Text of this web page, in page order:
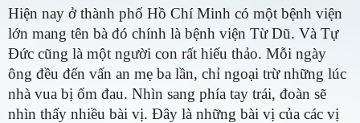
Hiện nay ở thành phố Hồ Chí Minh có một bệnh viện
lớn mang tên bà đó chính là bệnh viện Từ Dũ. Và Tự
Đức cũng là một người con rất hiếu thảo. Mỗi ngày
ông đều đến vấn an mẹ ba lần, chỉ ngoại trừ những lúc
nhà vua bị ốm đau. Nhìn sang phía tay trái, đoàn sẽ
nhìn thấy nhiều bài vị. Đây là những bài vị của các vị